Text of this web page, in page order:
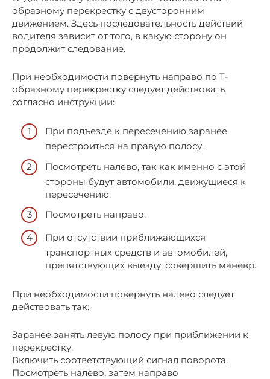
образному перекрестку с двусторонним
движением. Здесь последовательность действий
водителя зависит от того, в какую сторону он
продолжит следование.
При необходимости повернуть направо по Т-
образному перекрестку следует действовать
согласно инструкции:
При подъезде к пересечению заранее
перестроиться на правую полосу.
Посмотреть налево, так как именно с этой
стороны будут автомобили, движущиеся к
пересечению.
Посмотреть направо.
При отсутствии приближающихся
транспортных средств и автомобилей,
препятствующих выезду, совершить маневр.
При необходимости повернуть налево следует
действовать так:
Заранее занять левую полосу при приближении к
перекрестку.
Включить соответствующий сигнал поворота.
Посмотреть налево, затем направо